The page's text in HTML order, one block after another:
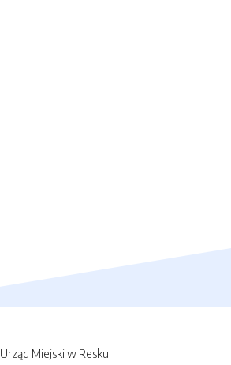
Urząd Miejski w Resku